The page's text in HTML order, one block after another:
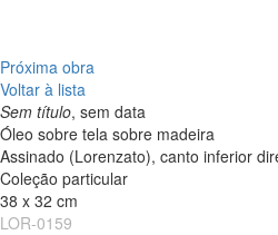
Próxima obra
Voltar à lista
Sem título, sem data
Óleo sobre tela sobre madeira
Assinado (Lorenzato), canto inferior
Coleção particular
38 x 32 cm
LOR-0159